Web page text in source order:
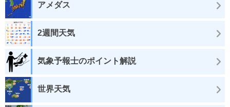
アメダス
2週間天気
気象予報士のポイント解説
世界天気